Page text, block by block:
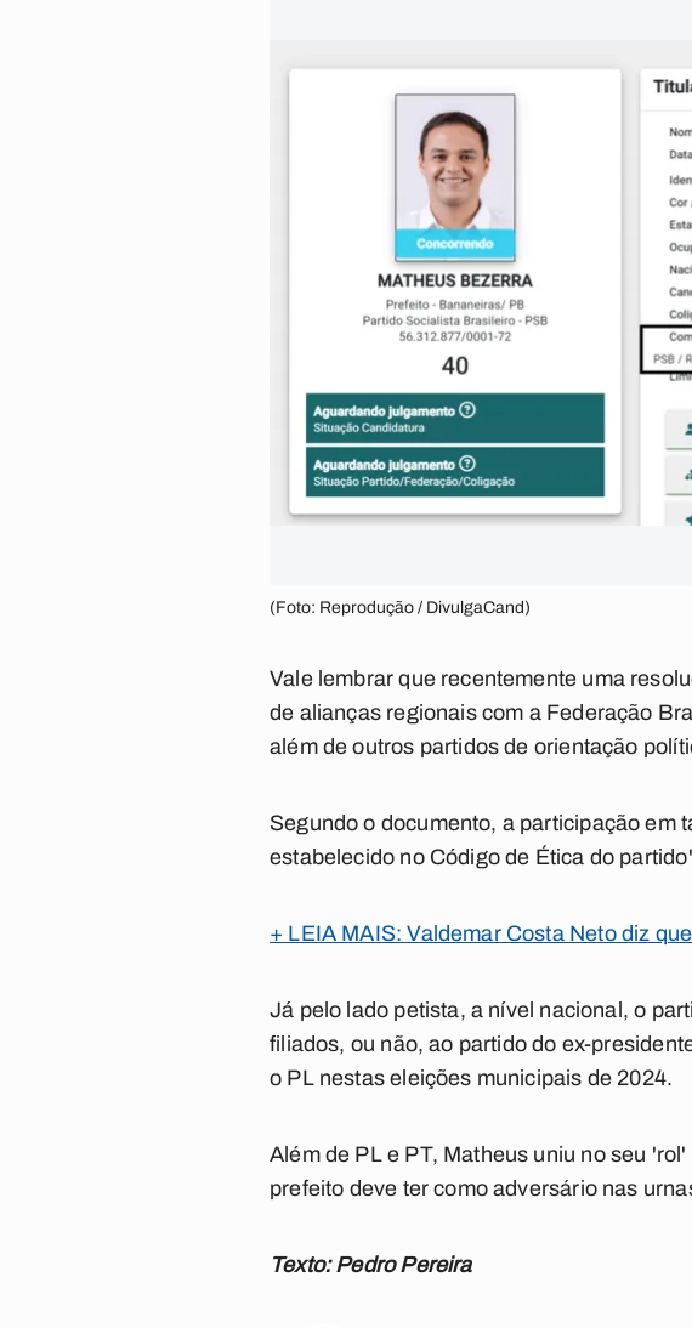
(Foto: Reprodução / DivulgaCand)
Vale lembrar que recentemente uma
de alianças regionais com a Federação
além de outros partidos de orientação
Segundo o documento, a participação em
estabelecido no Código de Ética do
+ LEIA MAIS: Valdemar Costa Neto diz
Já pelo lado petista, a nível nacional, o
filiados, ou não, ao partido do ex-
o PL nestas eleições municipais de 2024.
Além de PL e PT, Matheus uniu no seu
prefeito deve ter como adversário nas
Texto: Pedro Pereira